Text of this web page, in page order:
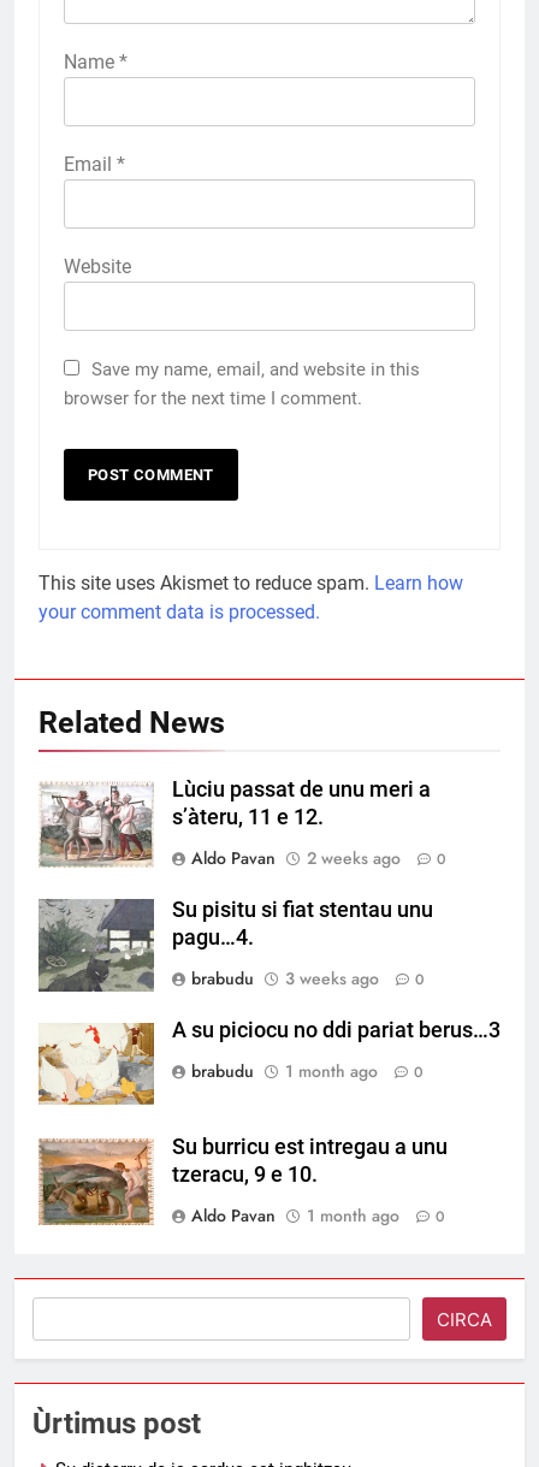
Name *
Email *
Website
Save my name, email, and website in this
browser for the next time I comment.
This site uses Akismet to reduce spam. Learn how
your comment data is processed.
Related News
Lùciu passat de unu meri a
s’àteru, 11 e 12.
Aldo Pavan
2 weeks ago 0
Su pisitu si fiat stentau unu
pagu…4.
brabudu
3 weeks ago 0
A su piciocu no ddi pariat berus…3
brabudu
1 month ago 0
Su burricu est intregau a unu
tzeracu, 9 e 10.
Aldo Pavan
1 month ago 0
CIRCA
Ùrtimus post